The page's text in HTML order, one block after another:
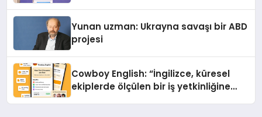
Yunan uzman: Ukrayna savaşı bir ABD
projesi
Cowboy English: “İngilizce, küresel
ekiplerde ölçülen bir iş yetkinliğine